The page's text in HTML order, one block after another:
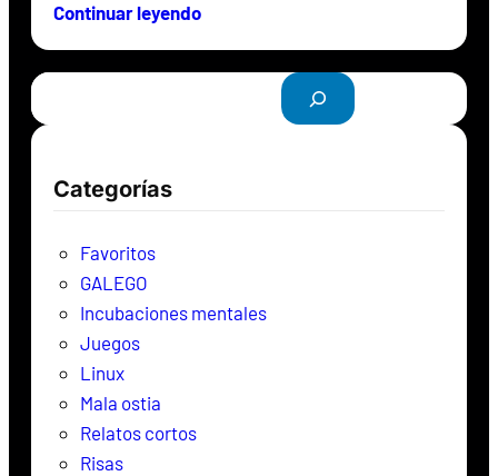
Continuar leyendo
B
u
s
Categorías
Favoritos
GALEGO
Incubaciones mentales
Juegos
Linux
Mala ostia
Relatos cortos
Risas